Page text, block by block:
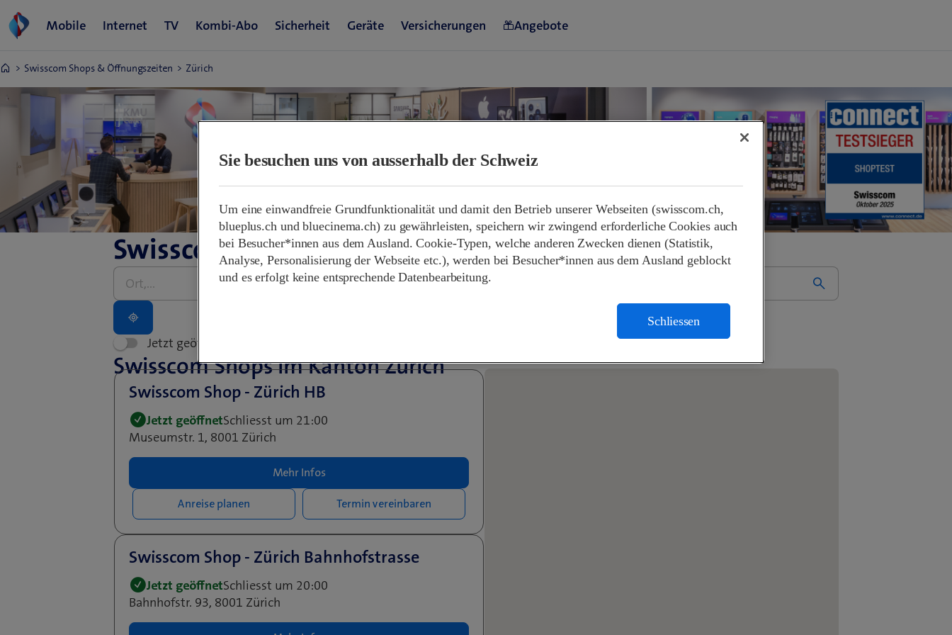
Swisscom Shops & Öffnungszeiten Zürich
Swisscom Shops & Öffnungszeiten
Bitte
Adresse
Jetzt geöffnet
Swisscom Shops im Kanton Zürich
Swisscom Shop - Zürich HB
Jetzt geöffnetSchliesst um 21:00
Museumstr. 1, 8001 Zürich
Mehr Infos
Anreise planen Termin vereinbaren
Swisscom Shop - Zürich Bahnhofstrasse
Jetzt geöffnetSchliesst um 20:00
Bahnhofstr. 93, 8001 Zürich
Sie besuchen uns von ausserhalb der Schweiz
Um eine einwandfreie Grundfunktionalität und damit den Betrieb unserer Webseiten (swisscom.ch,
blueplus.ch und bluecinema.ch) zu gewährleisten, speichern wir zwingend erforderliche Cookies auch
bei Besucher*innen aus dem Ausland. Cookie-Typen, welche anderen Zwecken dienen (Statistik,
Analyse, Personalisierung der Webseite etc.), werden bei Besucher*innen aus dem Ausland geblockt
und es erfolgt keine entsprechende Datenbearbeitung.
Schliessen